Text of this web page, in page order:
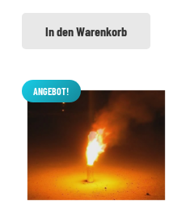
In den Warenkorb
ANGEBOT!